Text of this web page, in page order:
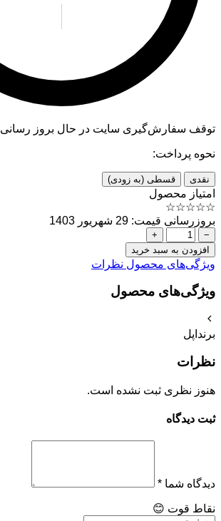
توقف سفارش‌گیری سایت در حال بروز رسانی
نحوه پرداخت:
نقدی قسطی (به زودی)
امتیاز محصول
☆
☆
☆
☆
☆
بروزرسانی قیمت: 29 شهریور 1403
−
+
افزودن به سبد خرید
ویژگی‌های محصول نظرات
ویژگی‌های محصول
برند اپل
نظرات
هنوز نظری ثبت نشده است.
ثبت دیدگاه
دیدگاه شما *
نقاط قوت 😊